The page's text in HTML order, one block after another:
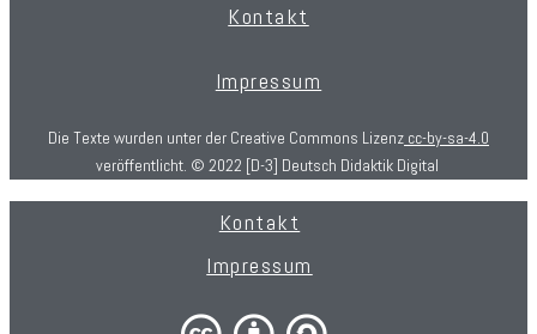
Kontakt
Impressum
Die Texte wurden unter der Creative Commons Lizenz cc-by-sa-4.0
veröffentlicht. © 2022 [D-3] Deutsch Didaktik Digital
Kontakt
Impressum